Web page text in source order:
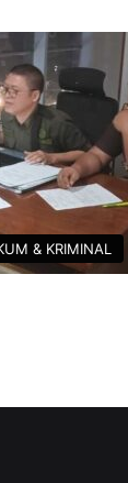
& KRIMINAL